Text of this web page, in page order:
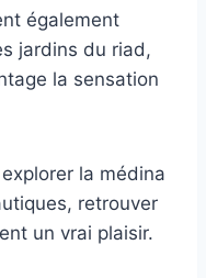
également
jardins du riad,
la sensation
la médina
retrouver
un vrai plaisir.